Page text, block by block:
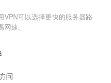
VPN可以选择更快的服务器路
速。
问